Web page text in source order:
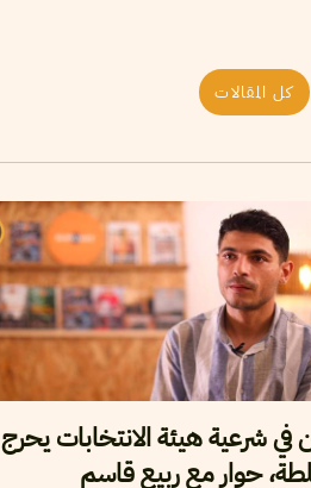
كل المقالات
شرعية هيئة الانتخابات يحرج
حوار مع ربيع قاسم